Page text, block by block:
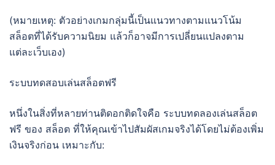
(หมายเหตุ: ตัวอย่างเกมกลุ่มนี้เป็นแนวทางตามแนวโน้ม
สล็อตที่ได้รับความนิยม แล้วก็อาจมีการเปลี่ยนแปลงตาม
แต่ละเว็บเอง)
ระบบทดสอบเล่นสล็อตฟรี
หนึ่งในสิ่งที่หลายท่านติดอกติดใจคือ ระบบทดลองเล่นสล็อต
ฟรี ของ สล็อต ที่ให้คุณเข้าไปสัมผัสเกมจริงได้โดยไม่ต้องเพิ่ม
เงินจริงก่อน เหมาะกับ: